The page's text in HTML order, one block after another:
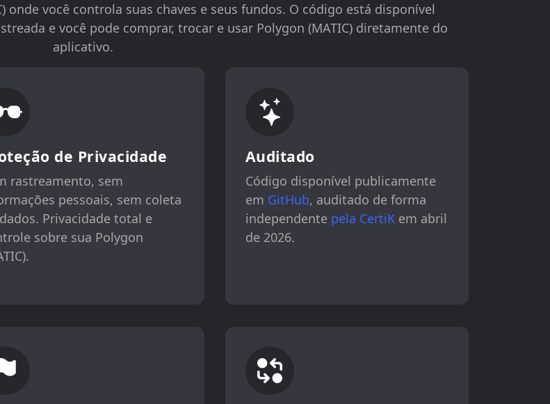
onde você controla suas chaves e seus fundos. O código está disponível
e você pode comprar, trocar e usar Polygon (MATIC) diretamente do
aplicativo.
de Privacidade
rastreamento, sem
pessoais, sem coleta
Privacidade total e
sobre sua Polygon
Auditado
Código disponível publicamente
em GitHub, auditado de forma
independente pela CertiKem abril
de 2026.